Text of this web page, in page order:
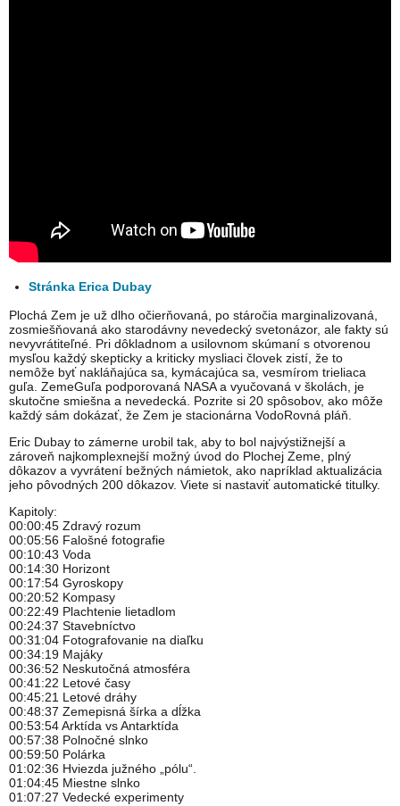
Stránka Erica Dubay
Plochá Zem je už dlho očierňovaná, po stáročia marginalizovaná,
zosmiešňovaná ako starodávny nevedecký svetonázor, ale fakty sú
nevyvrátiteľné. Pri dôkladnom a usilovnom skúmaní s otvorenou
mysľou každý skepticky a kriticky mysliaci človek zistí, že to
nemôže byť nakláňajúca sa, kymácajúca sa, vesmírom trieliaca
guľa. ZemeGuľa podporovaná NASA a vyučovaná v školách, je
skutočne smiešna a nevedecká. Pozrite si 20 spôsobov, ako môže
každý sám dokázať, že Zem je stacionárna VodoRovná pláň.
Eric Dubay to zámerne urobil tak, aby to bol najvýstižnejší a
zároveň najkomplexnejší možný úvod do Plochej Zeme, plný
dôkazov a vyvrátení bežných námietok, ako napríklad aktualizácia
jeho pôvodných 200 dôkazov. Viete si nastaviť automatické titulky.
Kapitoly:
00:00:45 Zdravý rozum
00:05:56 Falošné fotografie
00:10:43 Voda
00:14:30 Horizont
00:17:54 Gyroskopy
00:20:52 Kompasy
00:22:49 Plachtenie lietadlom
00:24:37 Stavebníctvo
00:31:04 Fotografovanie na diaľku
00:34:19 Majáky
00:36:52 Neskutočná atmosféra
00:41:22 Letové časy
00:45:21 Letové dráhy
00:48:37 Zemepisná šírka a dĺžka
00:53:54 Arktída vs Antarktída
00:57:38 Polnočné slnko
00:59:50 Polárka
01:02:36 Hviezda južného „pólu“.
01:04:45 Miestne slnko
01:07:27 Vedecké experimenty